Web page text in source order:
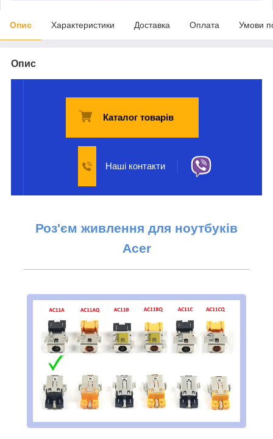
Опис Характеристики Доставка Оплата Умови
Опис
Каталог товарів
Наші контакти
Роз'єм живлення для ноутбуків
Acer